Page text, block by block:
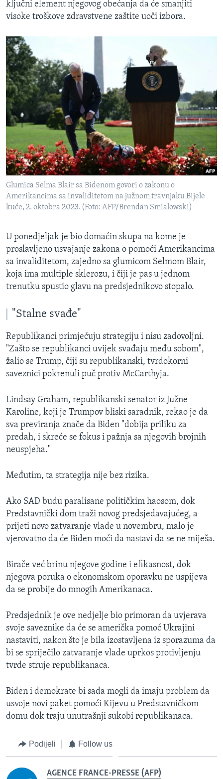
ključni element njegovog obećanja da će smanjiti
visoke troškove zdravstvene zaštite uoči izbora.
Glumica Selma Blair sa Bidenom govori o zakonu o
Amerikancima sa invaliditetom na južnom travnjaku Bijele
kuće, 2. oktobra 2023. (Foto: AFP/Brendan Smialowski)
U ponedjeljak je bio domaćin skupa na kome je
proslavljeno usvajanje zakona o pomoći Amerikancima
sa invaliditetom, zajedno sa glumicom Selmom Blair,
koja ima multiple sklerozu, i čiji je pas u jednom
trenutku spustio glavu na predsjednikovo stopalo.
"Stalne svađe"
Republikanci primjećuju strategiju i nisu zadovoljni.
"Zašto se republikanci uvijek svađaju među sobom",
žalio se Trump, čiji su republikanski, tvrdokorni
saveznici pokrenuli puč protiv McCarthyja.
Lindsay Graham, republikanski senator iz Južne
Karoline, koji je Trumpov bliski saradnik, rekao je da
sva previranja znače da Biden "dobija priliku za
predah, i skreće se fokus i pažnja sa njegovih brojnih
neuspjeha."
Međutim, ta strategija nije bez rizika.
Ako SAD budu paralisane političkim haosom, dok
Predstavnički dom traži novog predsjedavajućeg, a
prijeti novo zatvaranje vlade u novembru, malo je
vjerovatno da će Biden moći da nastavi da se ne miješa.
Birače već brinu njegove godine i efikasnost, dok
njegova poruka o ekonomskom oporavku ne uspijeva
da se probije do mnogih Amerikanaca.
Predsjednik je ove nedjelje bio primoran da uvjerava
svoje saveznike da će se američka pomoć Ukrajini
nastaviti, nakon što je bila izostavljena iz sporazuma da
bi se spriječilo zatvaranje vlade uprkos protivljenju
tvrde struje republikanaca.
Biden i demokrate bi sada mogli da imaju problem da
usvoje novi paket pomoći Kijevu u Predstavničkom
domu dok traju unutrašnji sukobi republikanaca.
Podijeli Follow us
AGENCE FRANCE-PRESSE (AFP)